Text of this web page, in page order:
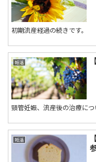
初期流産経過の続きです。
妊活
頸管妊娠、流産後の治療につ
妊活